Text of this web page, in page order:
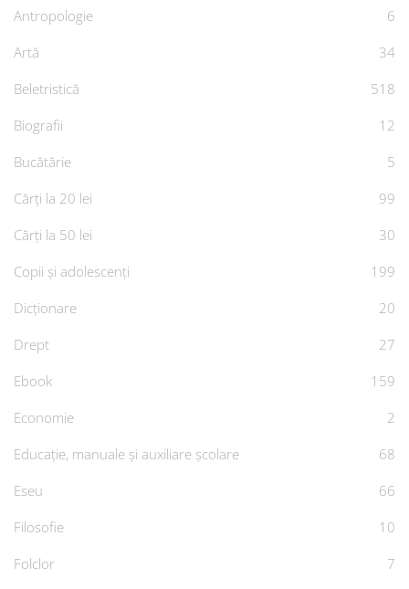
Antropologie
6
Artă
34
Beletristică
518
Biografii
12
Bucătărie
5
Cărți la 20 lei
99
Cărți la 50 lei
30
Copii și adolescenți
199
Dicționare
20
Drept
27
Ebook
159
Economie
2
Educație, manuale și auxiliare școlare
68
Eseu
66
Filosofie
10
Folclor
7